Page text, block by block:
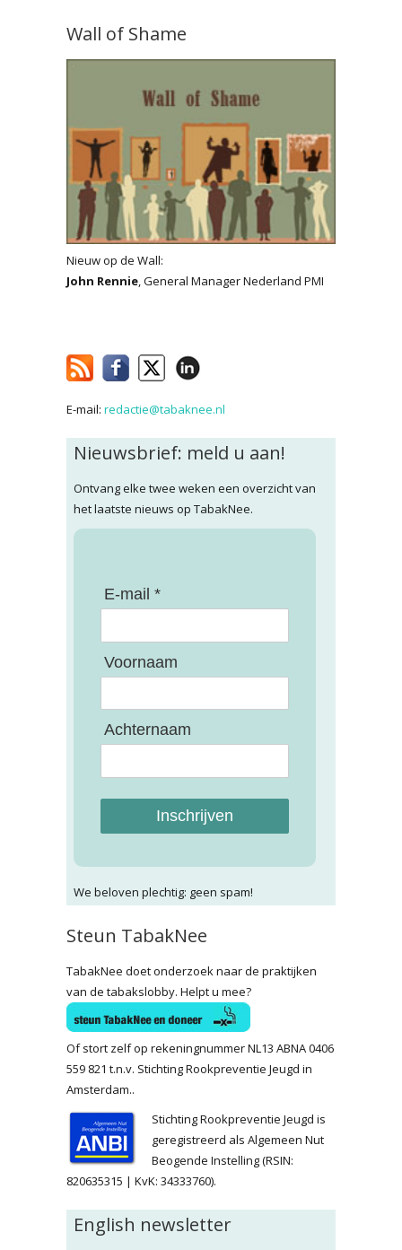
Wall of Shame
Nieuw op de Wall:
John Rennie, General Manager Nederland PMI
E-mail: redactie@tabaknee.nl
Nieuwsbrief: meld u aan!
Ontvang elke twee weken een overzicht van
het laatste nieuws op TabakNee.
E-mail *
Voornaam
Achternaam
Inschrijven
We beloven plechtig: geen spam!
Steun TabakNee
TabakNee doet onderzoek naar de praktijken
van de tabakslobby. Helpt u mee?
Of stort zelf op rekeningnummer NL13 ABNA 0406
559 821 t.n.v. Stichting Rookpreventie Jeugd in
Amsterdam..
Stichting Rookpreventie Jeugd is
geregistreerd als Algemeen Nut
Beogende Instelling (RSIN:
820635315 | KvK: 34333760).
English newsletter